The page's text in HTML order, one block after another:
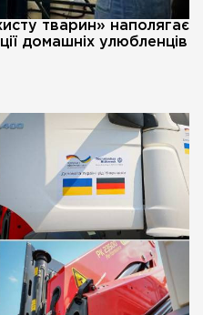
тварин» наполягає
домашніх улюбленців